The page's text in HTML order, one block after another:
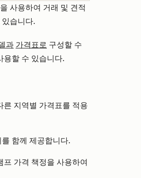
사용하여 거래 및 견적
습니다.
과 가격표로 구성할 수
용할 수 있습니다.
른 지역별 가격표를 적용
함께 제공합니다.
가격 책정을 사용하여